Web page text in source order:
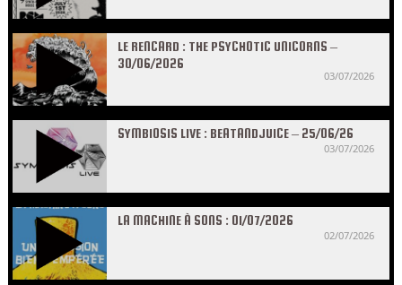
LE RENCARD : THE PSYCHOTIC UNICORNS –
30/06/2026
03/07/2026
SYMBIOSIS LIVE : BEATANDJUICE – 25/06/26
03/07/2026
LA MACHINE À SONS : 01/07/2026
02/07/2026